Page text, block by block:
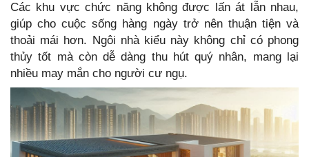
Các khu vực chức năng không được lấn át lẫn nhau,
giúp cho cuộc sống hàng ngày trở nên thuận tiện và
thoải mái hơn. Ngôi nhà kiểu này không chỉ có phong
thủy tốt mà còn dễ dàng thu hút quý nhân, mang lại
nhiều may mắn cho người cư ngụ.